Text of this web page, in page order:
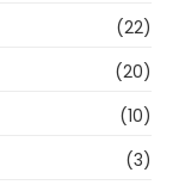
(22)
(20)
(10)
(3)